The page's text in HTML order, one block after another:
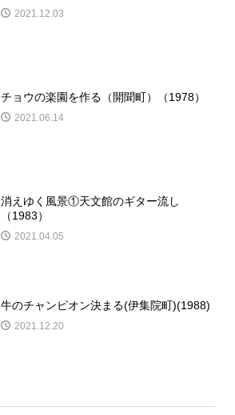
2021.12.03
チョウの楽園を作る（開聞町）（1978）
2021.06.14
消えゆく風景①天文館のギター流し
（1983）
2021.04.05
牛のチャンピオン決まる(伊集院町)(1988)
2021.12.20